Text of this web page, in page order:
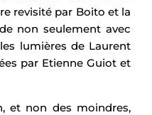
revisité par Boito et la
non seulement avec
lumières de Laurent
par Etienne Guiot et
et non des moindres,